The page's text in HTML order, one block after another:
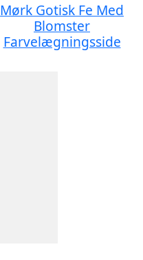
Mørk Gotisk Fe Med
Blomster
Farvelægningsside